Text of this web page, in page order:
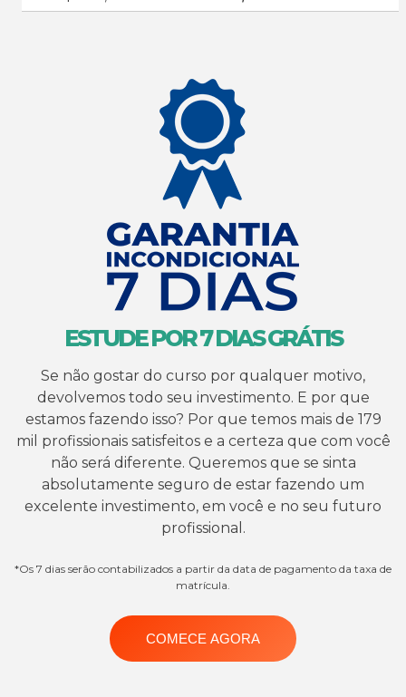
ESTUDE POR 7 DIAS GRÁTIS
Se não gostar do curso por qualquer motivo,
devolvemos todo seu investimento. E por que
estamos fazendo isso? Por que temos mais de 179
mil profissionais satisfeitos e a certeza que com você
não será diferente. Queremos que se sinta
absolutamente seguro de estar fazendo um
excelente investimento, em você e no seu futuro
profissional.
*Os 7 dias serão contabilizados a partir da data de pagamento da taxa de
matrícula.
COMECE AGORA